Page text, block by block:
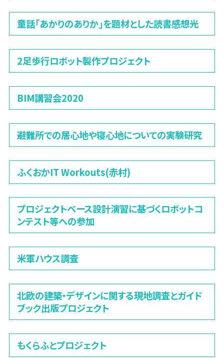
童話「あかりのありか」を題材とした読書感想光
2足歩行ロボット製作プロジェクト
BIM講習会2020
避難所での居心地や寝心地についての実験研究
ふくおかIT Workouts(赤村)
プロジェクトベース設計演習に基づくロボットコ
ンテスト等への参加
米軍ハウス調査
北欧の建築・デザインに関する現地調査とガイド
ブック出版プロジェクト
もくらふとプロジェクト